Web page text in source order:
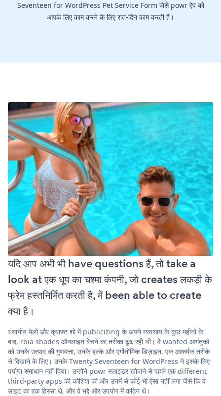
Seventeen for WordPress Pet Service Form जैसे powr ऐप को
आपके लिए काम करने के लिए रात-दिन काम करती है।
यदि आप अभी भी have questions हैं, तो take a
look at एक धूप का चश्मा कंपनी, जो creates लकड़ी के
फ्रेम हस्तनिर्मित करती है, में been able to create
क्या है।
स्थानीय मेलों और क्राफ्ट शो में publicizing के अपने व्यवसाय के कुछ महीनों के
बाद, rbia shades ऑनलाइन बेचने का तरीका ढूंढ रही थी। वे wanted आगंतुकों
को उनके उत्पाद की गुणवत्ता, उनके हल्के और एर्गोनोमिक डिज़ाइन, एक आकर्षक तरीके
से दिखाने के लिए। उनके Twenty Seventeen for WordPress ने इसके लिए
पर्याप्त समाधान नहीं दिया। उन्होंने powr स्लाइडर खोजने से पहले एक different
third-party apps की कोशिश की और उनमें से कोई भी ऐसा नहीं लगा जैसे कि वे
साइट का एक हिस्सा थे, और वे भद्दे और उपयोग में कठिन थे।